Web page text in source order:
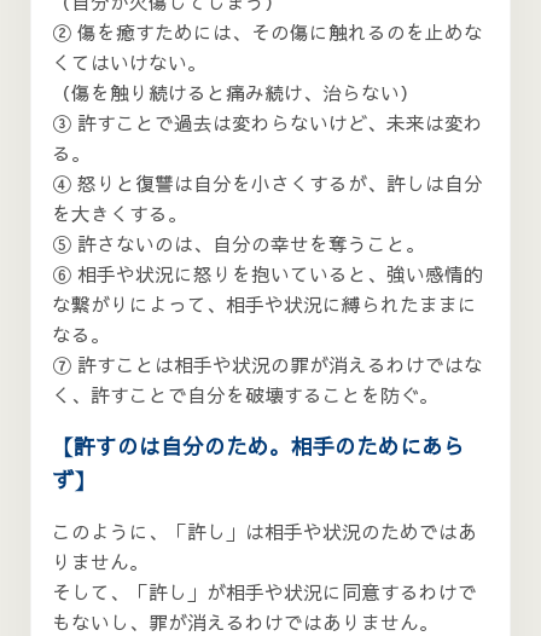
② 傷を癒すためには、その傷に触れるのを止めな
くてはいけない。
（傷を触り続けると痛み続け、治らない）
③ 許すことで過去は変わらないけど、未来は変わ
る。
④ 怒りと復讐は自分を小さくするが、許しは自分
を大きくする。
⑤ 許さないのは、自分の幸せを奪うこと。
⑥ 相手や状況に怒りを抱いていると、強い感情的
な繋がりによって、相手や状況に縛られたままに
なる。
⑦ 許すことは相手や状況の罪が消えるわけではな
く、許すことで自分を破壊することを防ぐ。
【許すのは自分のため。相手のためにあら
ず】
このように、「許し」は相手や状況のためではあ
りません。
そして、「許し」が相手や状況に同意するわけで
もないし、罪が消えるわけではありません。